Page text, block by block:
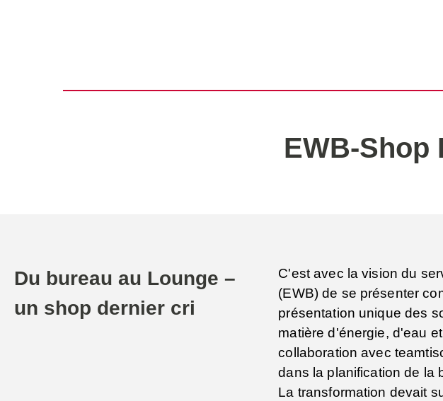
EWB-Shop
Du bureau au Lounge –
un shop dernier cri
C'est avec la vision du
(EWB) de se présenter
présentation unique des
matière d'énergie, d'eau
collaboration avec
dans la planification de la
La transformation devait